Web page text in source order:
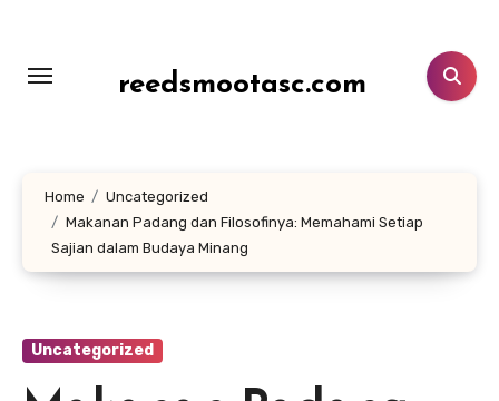
konten
reedsmootasc.com
Home
Uncategorized
Makanan Padang dan Filosofinya: Memahami Setiap
Sajian dalam Budaya Minang
Uncategorized